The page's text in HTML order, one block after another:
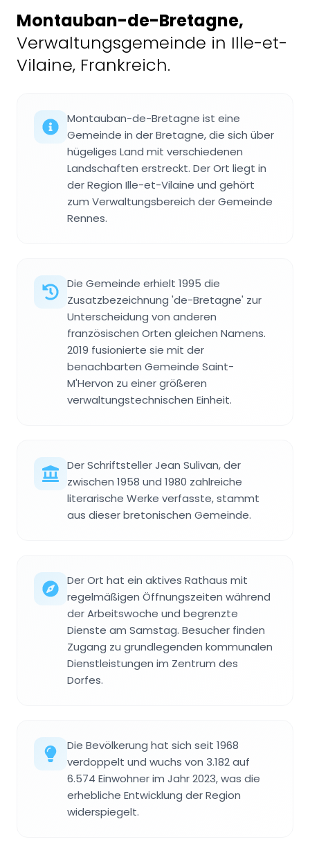
Montauban-de-Bretagne,
Verwaltungsgemeinde in Ille-et-
Vilaine, Frankreich.
Montauban-de-Bretagne ist eine
Gemeinde in der Bretagne, die sich über
hügeliges Land mit verschiedenen
Landschaften erstreckt. Der Ort liegt in
der Region Ille-et-Vilaine und gehört
zum Verwaltungsbereich der Gemeinde
Rennes.
Die Gemeinde erhielt 1995 die
Zusatzbezeichnung 'de-Bretagne' zur
Unterscheidung von anderen
französischen Orten gleichen Namens.
2019 fusionierte sie mit der
benachbarten Gemeinde Saint-
M'Hervon zu einer größeren
verwaltungstechnischen Einheit.
Der Schriftsteller Jean Sulivan, der
zwischen 1958 und 1980 zahlreiche
literarische Werke verfasste, stammt
aus dieser bretonischen Gemeinde.
Der Ort hat ein aktives Rathaus mit
regelmäßigen Öffnungszeiten während
der Arbeitswoche und begrenzte
Dienste am Samstag. Besucher finden
Zugang zu grundlegenden kommunalen
Dienstleistungen im Zentrum des
Dorfes.
Die Bevölkerung hat sich seit 1968
verdoppelt und wuchs von 3.182 auf
6.574 Einwohner im Jahr 2023, was die
erhebliche Entwicklung der Region
widerspiegelt.